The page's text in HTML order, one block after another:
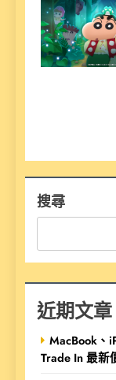
搜尋
近期文章
MacBook、
Trade In 最新